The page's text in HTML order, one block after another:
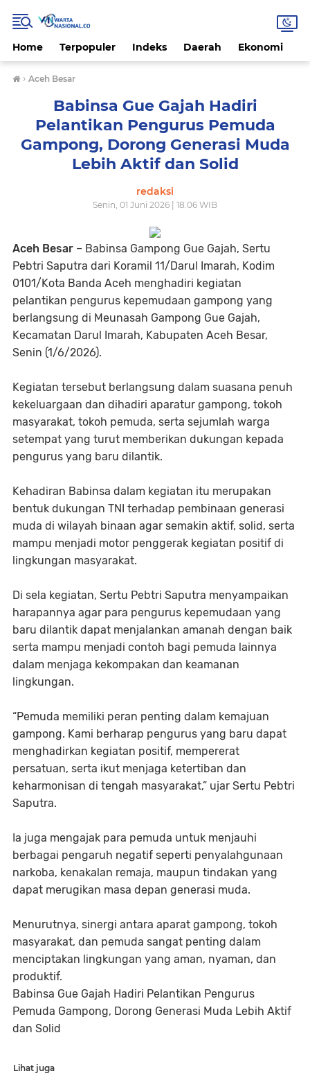
Home Terpopuler Indeks Daerah Ekonomi
› Aceh Besar
Babinsa Gue Gajah Hadiri
Pelantikan Pengurus Pemuda
Gampong, Dorong Generasi Muda
Lebih Aktif dan Solid
redaksi
Senin, 01 Juni 2026 | 18.06 WIB
Aceh Besar – Babinsa Gampong Gue Gajah, Sertu
Pebtri Saputra dari Koramil 11/Darul Imarah, Kodim
0101/Kota Banda Aceh menghadiri kegiatan
pelantikan pengurus kepemudaan gampong yang
berlangsung di Meunasah Gampong Gue Gajah,
Kecamatan Darul Imarah, Kabupaten Aceh Besar,
Senin (1/6/2026).
Kegiatan tersebut berlangsung dalam suasana penuh
kekeluargaan dan dihadiri aparatur gampong, tokoh
masyarakat, tokoh pemuda, serta sejumlah warga
setempat yang turut memberikan dukungan kepada
pengurus yang baru dilantik.
Kehadiran Babinsa dalam kegiatan itu merupakan
bentuk dukungan TNI terhadap pembinaan generasi
muda di wilayah binaan agar semakin aktif, solid, serta
mampu menjadi motor penggerak kegiatan positif di
lingkungan masyarakat.
Di sela kegiatan, Sertu Pebtri Saputra menyampaikan
harapannya agar para pengurus kepemudaan yang
baru dilantik dapat menjalankan amanah dengan baik
serta mampu menjadi contoh bagi pemuda lainnya
dalam menjaga kekompakan dan keamanan
lingkungan.
“Pemuda memiliki peran penting dalam kemajuan
gampong. Kami berharap pengurus yang baru dapat
menghadirkan kegiatan positif, mempererat
persatuan, serta ikut menjaga ketertiban dan
keharmonisan di tengah masyarakat,” ujar Sertu Pebtri
Saputra.
Ia juga mengajak para pemuda untuk menjauhi
berbagai pengaruh negatif seperti penyalahgunaan
narkoba, kenakalan remaja, maupun tindakan yang
dapat merugikan masa depan generasi muda.
Menurutnya, sinergi antara aparat gampong, tokoh
masyarakat, dan pemuda sangat penting dalam
menciptakan lingkungan yang aman, nyaman, dan
produktif.
Babinsa Gue Gajah Hadiri Pelantikan Pengurus
Pemuda Gampong, Dorong Generasi Muda Lebih Aktif
dan Solid
Lihat juga